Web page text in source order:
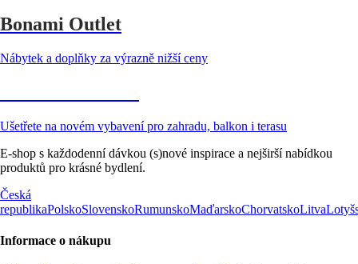
Bonami Outlet
Nábytek a doplňky za výrazně nižší ceny
Ušetřete na novém vybavení pro zahradu, balkon i terasu
E-shop s každodenní dávkou (s)nové inspirace a nejširší nabídkou
produktů pro krásné bydlení.
Česká
republikaPolskoSlovenskoRumunskoMaďarskoChorvatskoLitva
Informace o nákupu